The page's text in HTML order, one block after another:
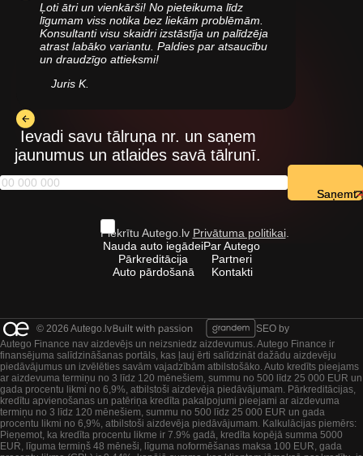
Ļoti ātri un vienkārši! No pieteikuma līdz
līgumam viss notika bez liekām problēmām.
Konsultanti visu skaidri izstāstīja un palīdzēja
atrast labāko variantu. Paldies par atsaucību
un draudzīgo attieksmi!
Juris K.
Ievadi savu tālruņa nr. un saņem
jaunumus un atlaides savā tālrunī.
Piekrītu Autego.lv Privātuma politikai.
Nauda auto iegādei
Pārkreditācija
Auto pārdošanā
Par Autego
Partneri
Kontakti
© 2026 Autego.lv
SEO by
Autego Finance nav aizdevējs un neizsniedz aizdevumus. Autego Finance ir
finansējuma salīdzināšanas portāls, kas ļauj ērti salīdzināt dažādu aizdevēju
piedāvājumus un izvēlēties savām vajadzībām atbilstošāko. Auto kredīts pieejams
ar aizdevuma termiņu no 3 līdz 120 mēnešiem, summu no 500 līdz 25 000 EUR un
gada procentu likmi no 6,9%, atbilstoši aizdevēja piedāvājumam. Pārkreditācijas,
kredītu apvienošanas un patēriņa kredīta pakalpojumi pieejami ar aizdevuma
termiņu no 3 līdz 120 mēnešiem, summu no 500 līdz 25 000 EUR un gada
procentu likmi no 6,9%, atbilstoši aizdevēja piedāvājumam. Kalkulācijas piemērs:
Pieņemot, ka kredīta procentu likme ir 7.9% gadā, kredīta kopējā summa 5000
EUR, līguma termiņš 48 mēneši, līguma noformēšanas maksa 100 EUR, gada